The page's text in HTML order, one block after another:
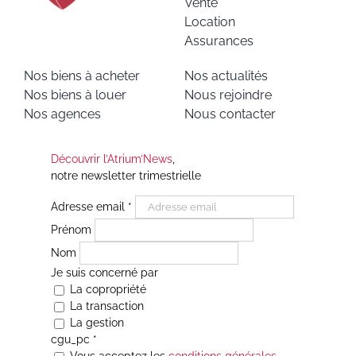
Vente
Location
Assurances
Nos biens à acheter
Nos biens à louer
Nos agences
Nos actualités
Nous rejoindre
Nous contacter
Découvrir l’Atrium’News,
notre newsletter trimestrielle
Adresse email *
Prénom
Nom
Je suis concerné par
La copropriété
La transaction
La gestion
cgu_pc *